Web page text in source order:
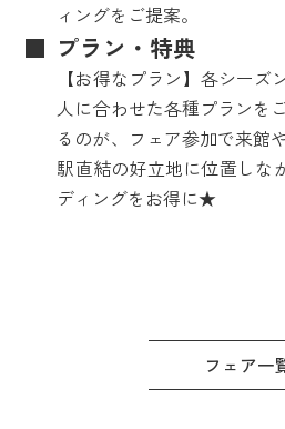
ィングをご提案。
プラン・特典
【お得なプラン】各シーズ
人に合わせた各種プランを
るのが、フェア参加で来館
駅直結の好立地に位置しな
ディングをお得に★
フェア一